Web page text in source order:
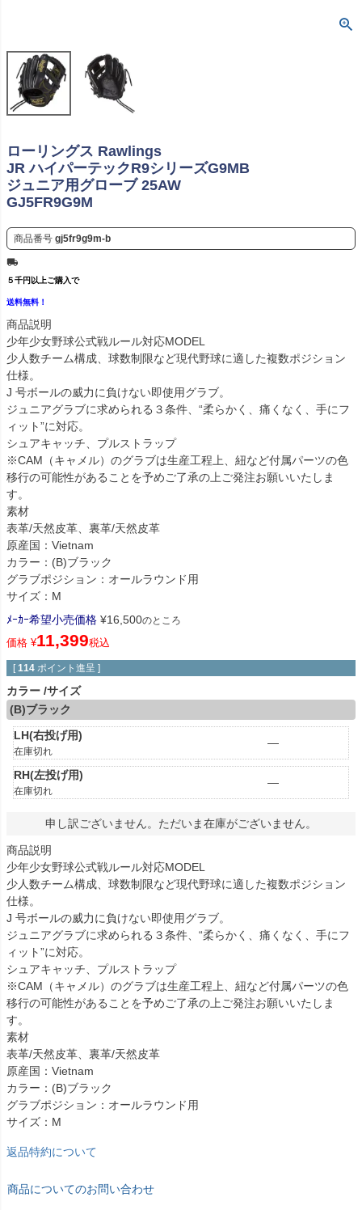
ローリングス Rawlings
JR ハイパーテックR9シリーズG9MB
ジュニア用グローブ 25AW
GJ5FR9G9M
商品番号 gj5fr9g9m-b
５千円以上ご購入で
送料無料！
商品説明
少年少女野球公式戦ルール対応MODEL
少人数チーム構成、球数制限など現代野球に適した複数ポジション
仕様。
J 号ボールの威力に負けない即使用グラブ。
ジュニアグラブに求められる３条件、“柔らかく、痛くなく、手にフ
ィット”に対応。
シュアキャッチ、プルストラップ
※CAM（キャメル）のグラブは生産工程上、紐など付属パーツの色
移行の可能性があることを予めご了承の上ご発注お願いいたしま
す。
素材
表革/天然皮革、裏革/天然皮革
原産国：Vietnam
カラー：(B)ブラック
グラブポジション：オールラウンド用
サイズ：M
ﾒｰｶｰ希望小売価格 ¥16,500のところ
価格 ¥11,399税込
[ 114 ポイント進呈 ]
カラー サイズ
(B)ブラック
LH(右投げ用)
在庫切れ
—
RH(左投げ用)
在庫切れ
—
申し訳ございません。ただいま在庫がございません。
商品説明
少年少女野球公式戦ルール対応MODEL
少人数チーム構成、球数制限など現代野球に適した複数ポジション
仕様。
J 号ボールの威力に負けない即使用グラブ。
ジュニアグラブに求められる３条件、“柔らかく、痛くなく、手にフ
ィット”に対応。
シュアキャッチ、プルストラップ
※CAM（キャメル）のグラブは生産工程上、紐など付属パーツの色
移行の可能性があることを予めご了承の上ご発注お願いいたしま
す。
素材
表革/天然皮革、裏革/天然皮革
原産国：Vietnam
カラー：(B)ブラック
グラブポジション：オールラウンド用
サイズ：M
返品特約について
商品についてのお問い合わせ